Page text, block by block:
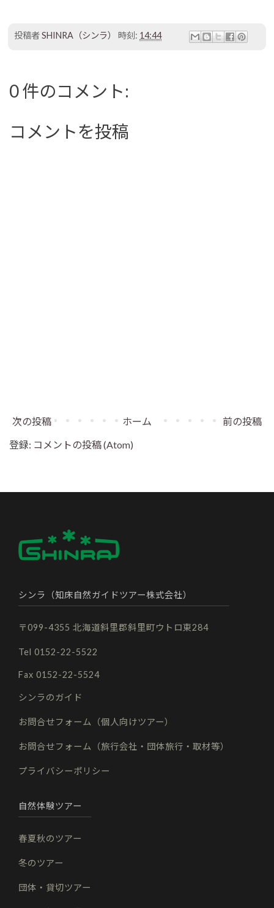
投稿者SHINRA（シンラ） 時刻: 14:44
0 件のコメント:
コメントを投稿
次の投稿 前の投稿
ホーム
登録: コメントの投稿 (Atom)
シンラ（知床自然ガイドツアー株式会社）
〒099-4355 北海道斜里郡斜里町ウトロ東284
Tel 0152-22-5522
Fax 0152-22-5524
シンラのガイド
お問合せフォーム（個人向けツアー）
お問合せフォーム（旅行会社・団体旅行・取材等）
プライバシーポリシー
自然体験ツアー
春夏秋のツアー
冬のツアー
団体・貸切ツアー